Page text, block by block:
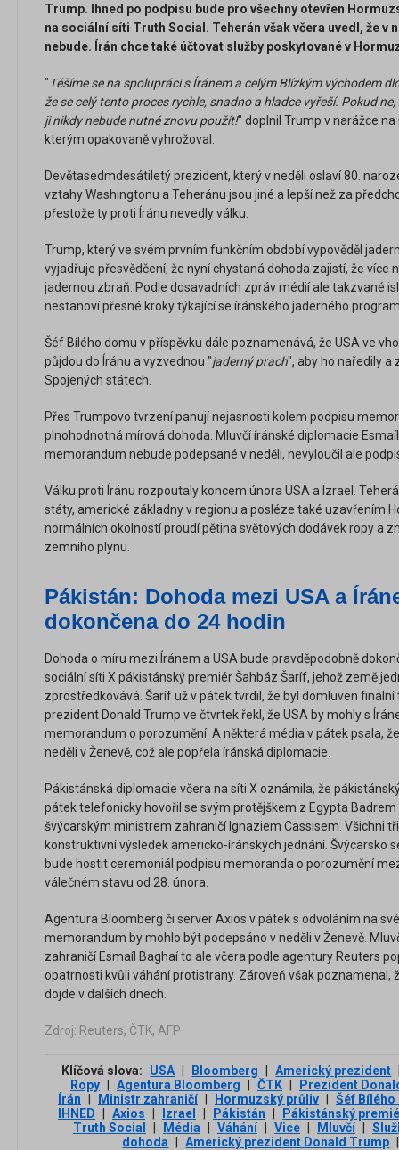
Trump. Ihned po podpisu bude pro všechny otevřen
na sociální síti Truth Social. Teherán však včera uvedl, že v
nebude. Írán chce také účtovat služby poskytované v
"Těšíme se na spolupráci s Íránem a celým Blízkým východem
že se celý tento proces rychle, snadno a hladce vyřeší. Pokud
ji nikdy nebude nutné znovu použít!" doplnil Trump v narážce
kterým opakovaně vyhrožoval.
Devětasedmdesátiletý prezident, který v neděli oslaví 80.
vztahy Washingtonu a Teheránu jsou jiné a lepší než za
přestože ty proti Íránu nevedly válku.
Trump, který ve svém prvním funkčním období vypověděl
vyjadřuje přesvědčení, že nyní chystaná dohoda zajistí, že více
jadernou zbraň. Podle dosavadních zpráv médií ale takzvané
nestanoví přesné kroky týkající se íránského jaderného
Šéf Bílého domu v příspěvku dále poznamenává, že USA ve
půjdou do Íránu a vyzvednou "jaderný prach", aby ho naředily a
Spojených státech.
Přes Trumpovo tvrzení panují nejasnosti kolem podpisu
plnohodnotná mírová dohoda. Mluvčí íránské diplomacie
memorandum nebude podepsané v neděli, nevyloučil ale
Válku proti Íránu rozpoutaly koncem února USA a Izrael.
státy, americké základny v regionu a posléze také uzavřením
normálních okolností proudí pětina světových dodávek ropy a
zemního plynu.
Pákistán: Dohoda mezi USA a
dokončena do 24 hodin
Dohoda o míru mezi Íránem a USA bude pravděpodobně
sociální síti X pákistánský premiér Šahbáz Šaríf, jehož země
zprostředkovává. Šaríf už v pátek tvrdil, že byl domluven
prezident Donald Trump ve čtvrtek řekl, že USA by mohly s
memorandum o porozumění. A některá média v pátek psala,
neděli v Ženevě, což ale popřela íránská diplomacie.
Pákistánská diplomacie včera na síti X oznámila, že
pátek telefonicky hovořil se svým protějškem z Egypta
švýcarským ministrem zahraničí Ignaziem Cassisem. Všichni
konstruktivní výsledek americko-íránských jednání. Švýcarsko
bude hostit ceremoniál podpisu memoranda o porozumění
válečném stavu od 28. února.
Agentura Bloomberg či server Axios v pátek s odvoláním na
memorandum by mohlo být podepsáno v neděli v Ženevě.
zahraničí Esmaíl Baghaí to ale včera podle agentury Reuters
opatrnosti kvůli váhání protistrany. Zároveň však poznamenal,
dojde v dalších dnech.
Zdroj: Reuters, ČTK, AFP
Klíčová slova: USA Bloomberg Americký prezident
Ropy
Agentura Bloomberg ČTK
Prezident
Írán
Ministr zahraničí Hormuzský průliv
Šéf Bílého
IHNED
Axios Izrael Pákistán
Pákistánský
Truth Social
Média Váhání Vice Mluvčí
dohoda
Americký prezident Donald Trump